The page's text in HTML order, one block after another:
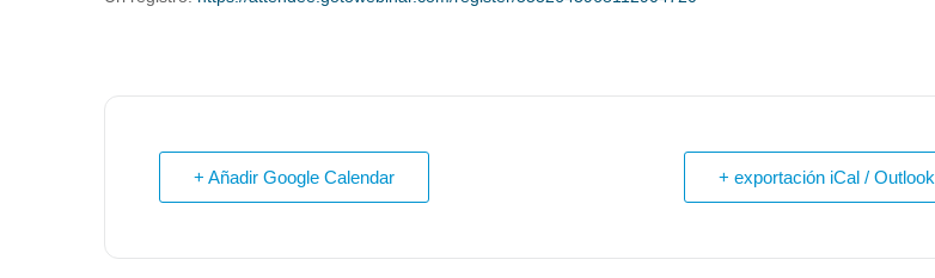
+ Añadir Google Calendar + exportación iCal / Outlook